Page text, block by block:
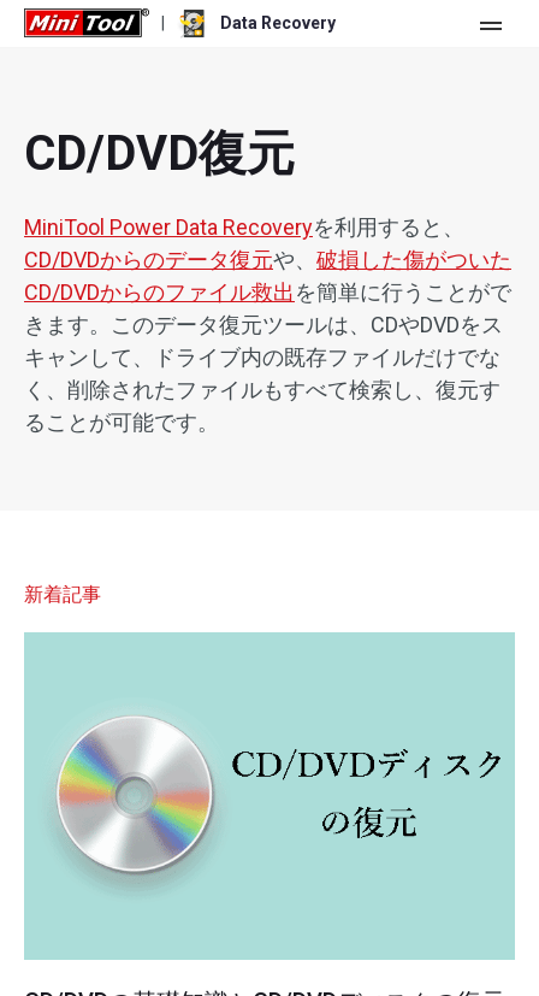
Data Recovery
個人ユーザー向け
Data Recovery Pro
Data Recovery Bootable
機能
更新履歴
バージョン比較
リソース
ユーザーマニュアル
Windowsデータ復元
SDカード復元
無料版 ダウンロード
トライアル版 ダウンロード
CD/DVD復元
MiniTool Power Data Recoveryを利用すると、
CD/DVDからのデータ復元や、 破損した傷がついた
CD/DVDからのファイル救出を簡単に行うことがで
きます。このデータ復元ツールは、CDやDVDをス
キャンして、ドライブ内の既存ファイルだけでな
く、削除されたファイルもすべて検索し、復元す
ることが可能です。
新着記事